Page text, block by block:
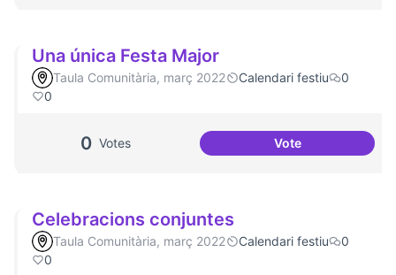
Una única Festa Major
Taula Comunitària, març 2022 Calendari festiu
0
0
0 Votes VoteUna única Festa
Celebracions conjuntes
Taula Comunitària, març 2022 Calendari festiu
0
0